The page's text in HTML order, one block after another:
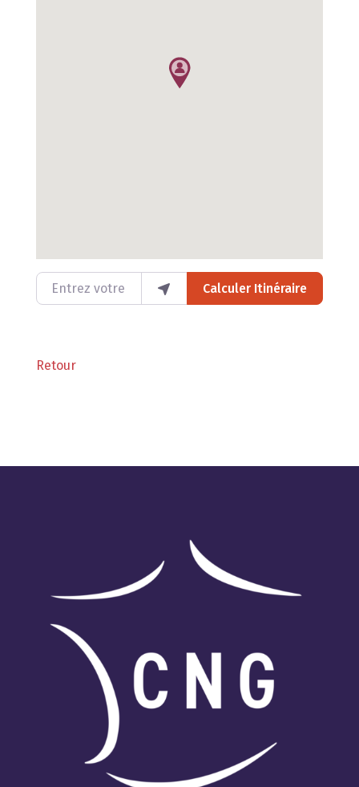
Entrez votre lieu Calculer Itinéraire
Retour